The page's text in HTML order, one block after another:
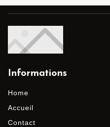
Informations
Home
Accueil
Contact